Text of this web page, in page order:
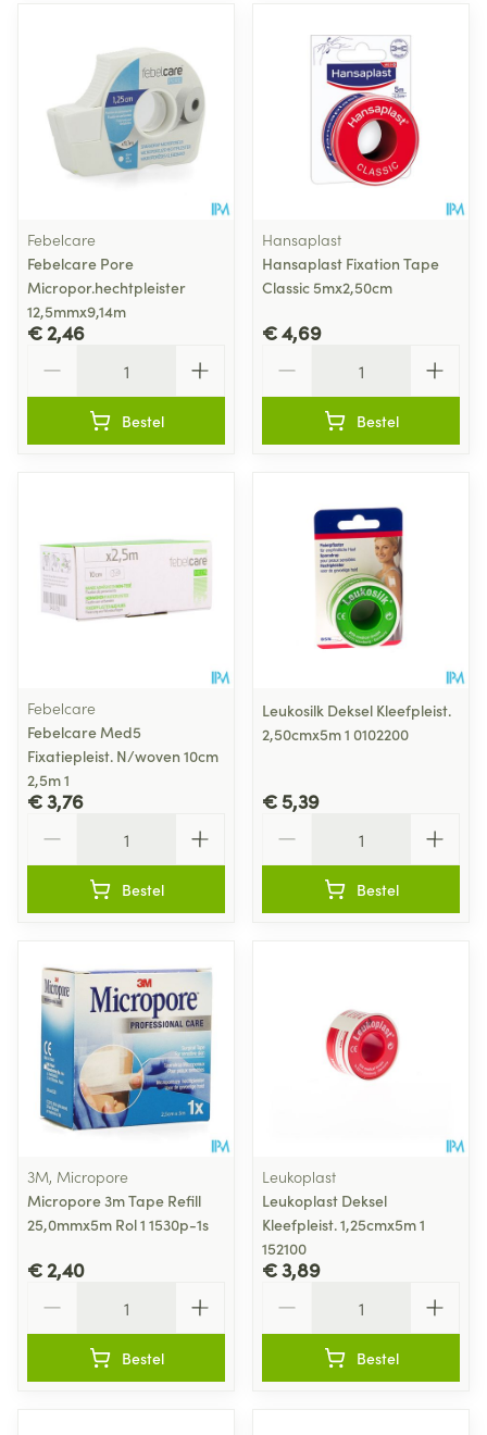
Febelcare
Febelcare Pore
Micropor.hechtpleister
12,5mmx9,14m
€ 2,46
Bestel
Hansaplast
Hansaplast Fixation Tape
Classic 5mx2,50cm
€ 4,69
Bestel
Febelcare
Febelcare Med5
Fixatiepleist. N/woven 10cm
2,5m 1
€ 3,76
Bestel
Leukosilk Deksel Kleefpleist.
2,50cmx5m 1 0102200
€ 5,39
Bestel
3M, Micropore
Micropore 3m Tape Refill
25,0mmx5m Rol 1 1530p-1s
€ 2,40
Bestel
Leukoplast
Leukoplast Deksel
Kleefpleist. 1,25cmx5m 1
152100
€ 3,89
Bestel